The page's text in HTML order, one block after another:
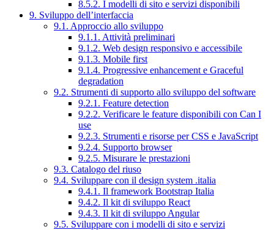
8.5.2. I modelli di sito e servizi disponibili
9. Sviluppo dell’interfaccia
9.1. Approccio allo sviluppo
9.1.1. Attività preliminari
9.1.2. Web design responsivo e accessibile
9.1.3. Mobile first
9.1.4. Progressive enhancement e Graceful
degradation
9.2. Strumenti di supporto allo sviluppo del software
9.2.1. Feature detection
9.2.2. Verificare le feature disponibili con Can I
use
9.2.3. Strumenti e risorse per CSS e JavaScript
9.2.4. Supporto browser
9.2.5. Misurare le prestazioni
9.3. Catalogo del riuso
9.4. Sviluppare con il design system .italia
9.4.1. Il framework Bootstrap Italia
9.4.2. Il kit di sviluppo React
9.4.3. Il kit di sviluppo Angular
9.5. Sviluppare con i modelli di sito e servizi